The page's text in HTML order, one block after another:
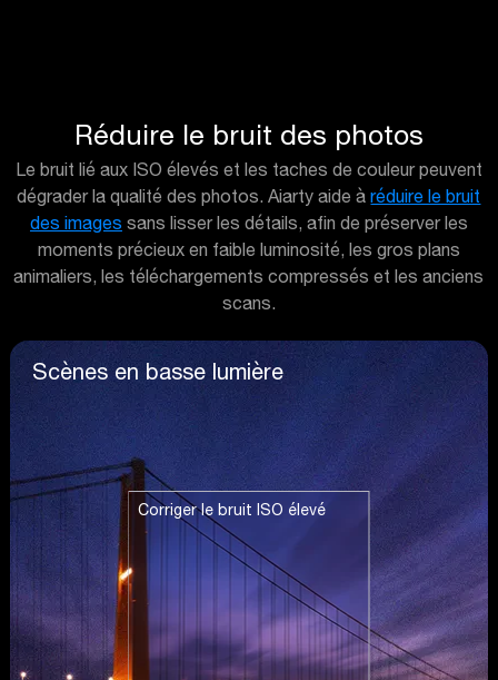
Réduire le bruit des photos
Le bruit lié aux ISO élevés et les taches de couleur peuvent
dégrader la qualité des photos. Aiarty aide àréduire le bruit
des images sans lisser les détails, afin de préserver les
moments précieux en faible luminosité, les gros plans
animaliers, les téléchargements compressés et les anciens
scans.
Scènes en basse lumière
Corriger le bruit ISO élevé